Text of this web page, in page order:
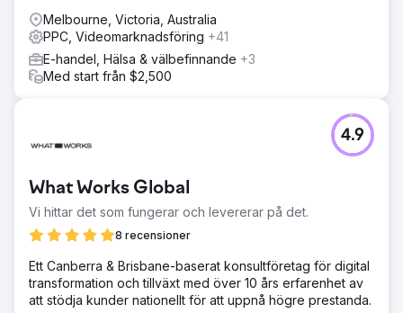
Melbourne, Victoria, Australia
PPC, Videomarknadsföring +41
E-handel, Hälsa & välbefinnande +3
Med start från $2,500
What Works Global
Vi hittar det som fungerar och levererar på det.
8 recensioner
4.9
Ett Canberra & Brisbane-baserat konsultföretag för digital
transformation och tillväxt med över 10 års erfarenhet av
att stödja kunder nationellt för att uppnå högre prestanda.